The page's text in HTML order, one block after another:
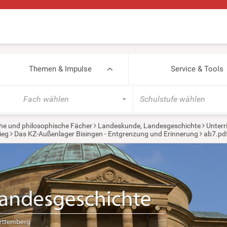
Themen & Impulse Service & Tools
Fach wählen Schulstufe wählen
und philosophische Fächer Landeskunde, Landesgeschichte
Das KZ-Außenlager Bisingen - Entgrenzung und Erinnerung